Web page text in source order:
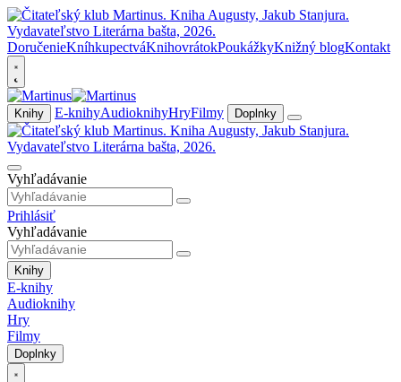
DoručenieKníhkupectváKnihovrátokPoukážkyKnižný blogKontakt
Knihy E-knihyAudioknihyHryFilmy Doplnky
Vyhľadávanie
Prihlásiť
Vyhľadávanie
Knihy
E-knihy
Audioknihy
Hry
Filmy
Doplnky